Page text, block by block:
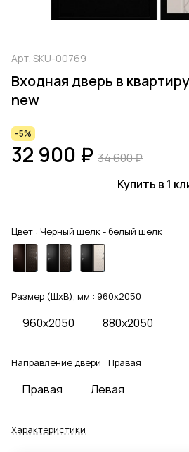
Арт. SKU-00769
Входная дверь в
new
-5%
32 900 ₽ 34 600 ₽
Купить в 1
Цвет : Черный шелк - белый шелк
Размер (ШхВ), мм : 960x2050
960x2050 880x2050
Направление двери : Правая
Правая Левая
Характеристики